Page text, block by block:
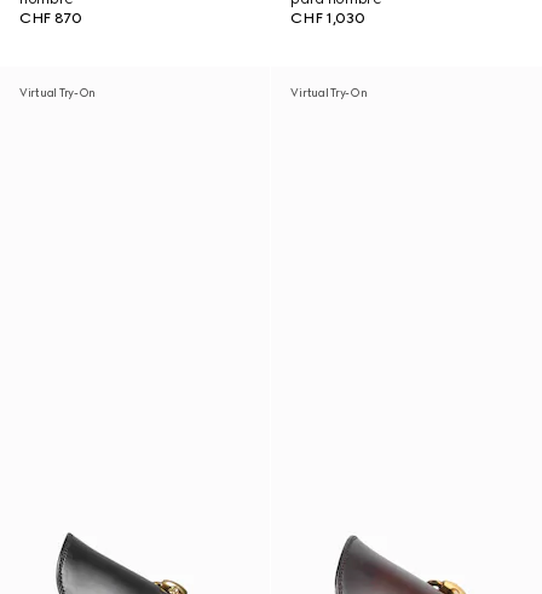
CHF 870
CHF 1,030
Virtual Try-On Virtual Try-On